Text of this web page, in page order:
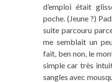
d’emploi était
poche. (Jeune ?)
suite parcouru
me semblait un
fait, ben non, le
simple car très
sangles avec